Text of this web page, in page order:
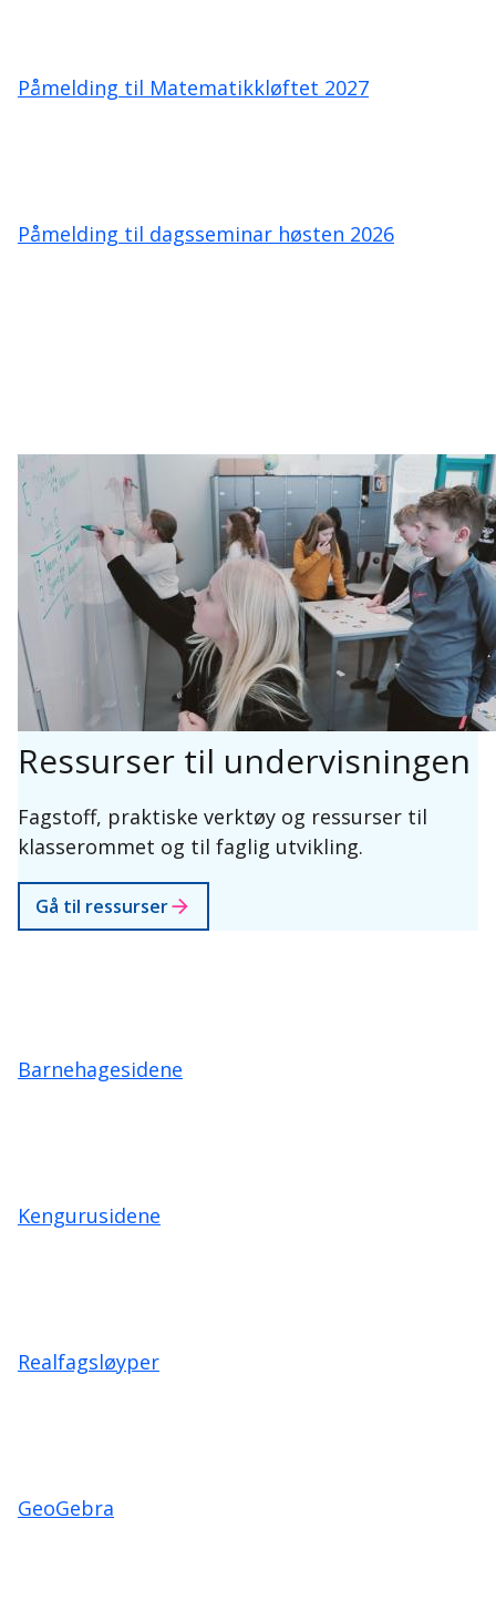
Påmelding til Matematikkløftet 2027
Påmelding til dagsseminar høsten 2026
Ressurser til undervisningen
Fagstoff, praktiske verktøy og ressurser til
klasserommet og til faglig utvikling.
Gå til ressurser
Barnehagesidene
Kengurusidene
Realfagsløyper
GeoGebra